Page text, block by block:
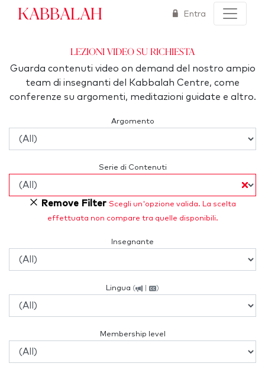
Kabbalah Entra
Lezioni video su richiesta
Guarda contenuti video on demand del nostro ampio
team di insegnanti del Kabbalah Centre, come
conferenze su argomenti, meditazioni guidate e altro.
Argomento
Serie di Contenuti
Remove Filter Scegli un'opzione valida. La scelta
effettuata non compare tra quelle disponibili.
Insegnante
Lingua ( )
Membership level